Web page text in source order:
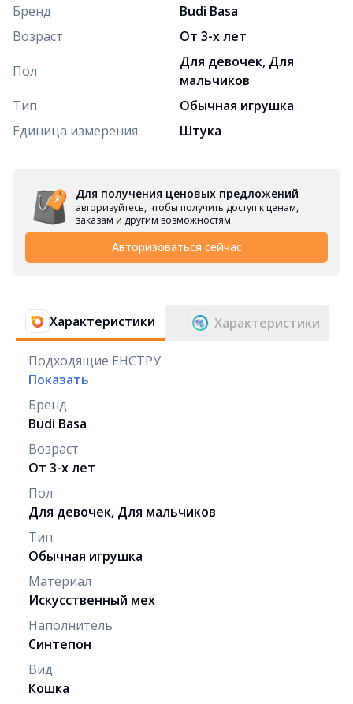
Бренд
Budi Basa
Возраст
От 3-х лет
Пол
Для девочек, Для
мальчиков
Тип
Обычная игрушка
Единица измерения
Штука
Для получения ценовых предложений
авторизуйтесь, чтобы получить доступ к ценам,
заказам и другим возможностям
Авторизоваться сейчас
Характеристики Характеристики
Подходящие ЕНСТРУ
Показать
Бренд
Budi Basa
Возраст
От 3-х лет
Пол
Для девочек, Для мальчиков
Тип
Обычная игрушка
Материал
Искусственный мех
Наполнитель
Синтепон
Вид
Кошка